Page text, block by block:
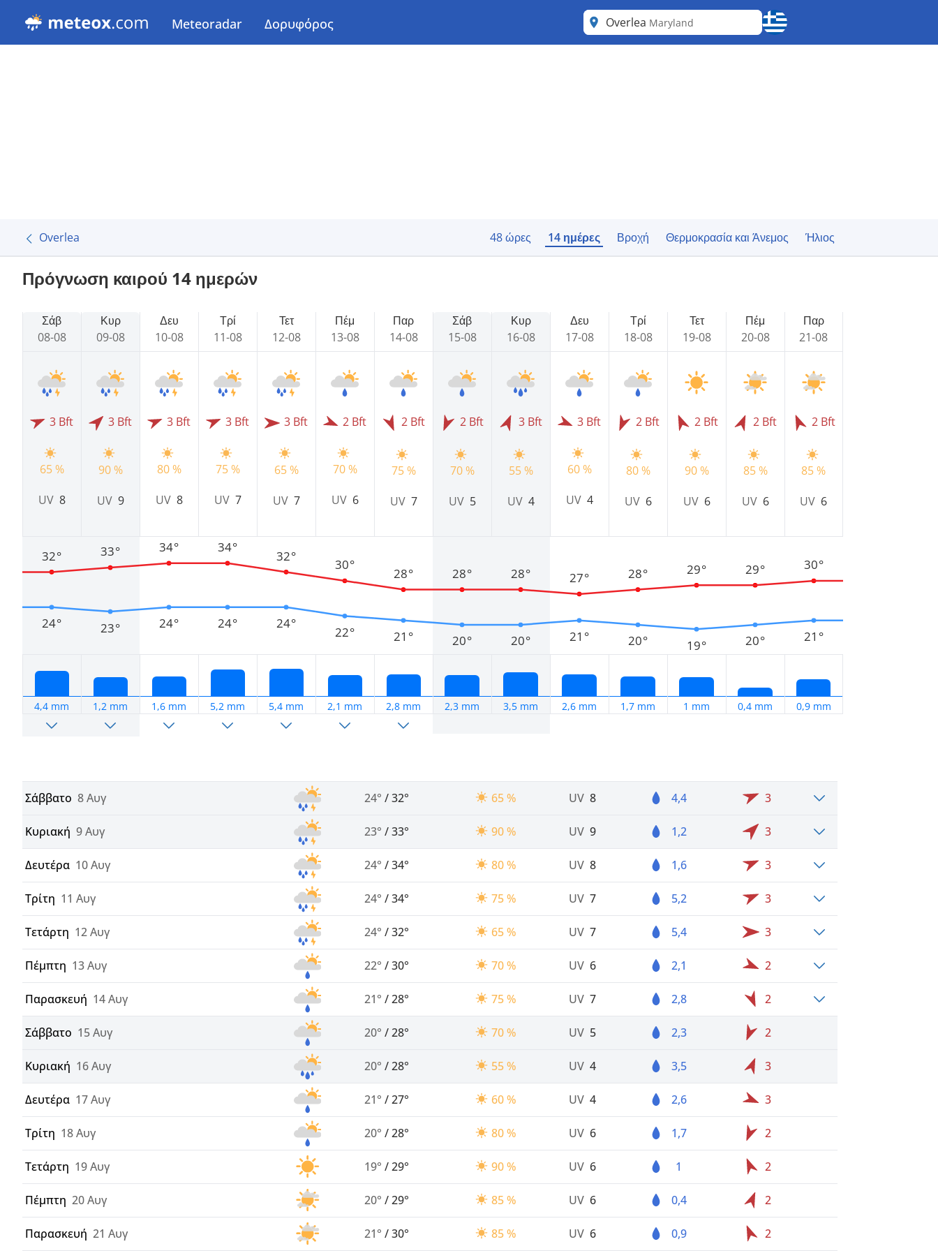
Meteoradar Δορυφόρος Overlea Maryland
Overlea 48 ώρες 14 ημέρες Βροχή Θερμοκρασία και Άνεμος Ήλιος
Πρόγνωση καιρού 14 ημερών
Σάβ
08-08
3 Bft
65 %
UV 8
24°
32°
4,4 mm
Κυρ
09-08
3 Bft
90 %
UV 9
23°
33°
1,2 mm
Δευ
10-08
3 Bft
80 %
UV 8
24°
34°
1,6 mm
Τρί
11-08
3 Bft
75 %
UV 7
24°
34°
5,2 mm
Τετ
12-08
3 Bft
65 %
UV 7
24°
32°
5,4 mm
Πέμ
13-08
2 Bft
70 %
UV 6
22°
30°
2,1 mm
Παρ
14-08
2 Bft
75 %
UV 7
21°
28°
2,8 mm
Σάβ
15-08
2 Bft
70 %
UV 5
20°
28°
2,3 mm
Κυρ
16-08
3 Bft
55 %
UV 4
20°
28°
3,5 mm
Δευ
17-08
3 Bft
60 %
UV 4
21°
27°
2,6 mm
Τρί
18-08
2 Bft
80 %
UV 6
20°
28°
1,7 mm
Τετ
19-08
2 Bft
90 %
UV 6
19°
29°
1 mm
Πέμ
20-08
2 Bft
85 %
UV 6
20°
29°
0,4 mm
Παρ
21-08
2 Bft
85 %
UV 6
21°
30°
0,9 mm
Σάββατο 8 Αυγ 24° /32° 65 % UV 8 4,4 3
Κυριακή 9 Αυγ 23° /33° 90 % UV 9 1,2 3
Δευτέρα 10 Αυγ 24° /34° 80 % UV 8 1,6 3
Τρίτη 11 Αυγ 24° /34° 75 % UV 7 5,2 3
Τετάρτη 12 Αυγ 24° /32° 65 % UV 7 5,4 3
Πέμπτη 13 Αυγ 22° /30° 70 % UV 6 2,1 2
Παρασκευή 14 Αυγ 21° /28° 75 % UV 7 2,8 2
Σάββατο 15 Αυγ 20° /28° 70 % UV 5 2,3 2
Κυριακή 16 Αυγ 20° /28° 55 % UV 4 3,5 3
Δευτέρα 17 Αυγ 21° /27° 60 % UV 4 2,6 3
Τρίτη 18 Αυγ 20° /28° 80 % UV 6 1,7 2
Τετάρτη 19 Αυγ 19° /29° 90 % UV 6 1 2
Πέμπτη 20 Αυγ 20° /29° 85 % UV 6 0,4 2
Παρασκευή 21 Αυγ 21° /30° 85 % UV 6 0,9 2